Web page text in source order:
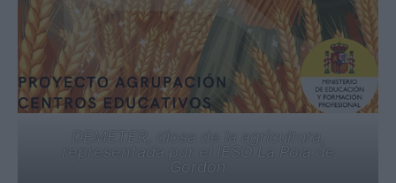
DEMETER, diosa de la agricultura,
representada por el IESO La Pola de
Gordon